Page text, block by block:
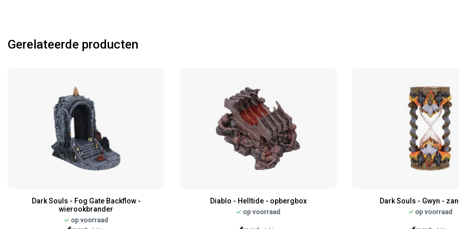
Gerelateerde producten
Dark Souls - Fog Gate Backflow -
wierookbrander
op voorraad
Diablo - Helltide - opbergbox
op voorraad
Dark Souls - Gwyn -
op voorraad